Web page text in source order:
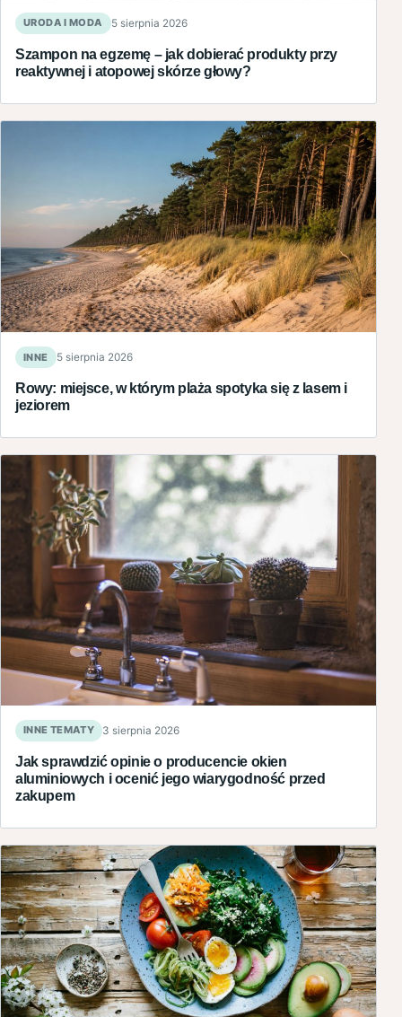
URODA I MODA 5 sierpnia 2026
Szampon na egzemę – jak dobierać produkty przy
reaktywnej i atopowej skórze głowy?
INNE 5 sierpnia 2026
Rowy: miejsce, w którym plaża spotyka się z lasem i
jeziorem
INNE TEMATY 3 sierpnia 2026
Jak sprawdzić opinie o producencie okien
aluminiowych i ocenić jego wiarygodność przed
zakupem